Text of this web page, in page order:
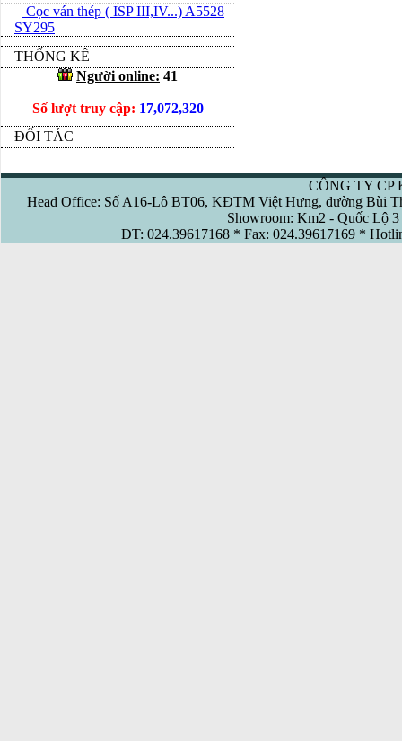
Cọc ván thép ( ISP III,IV...) A5528
SY295
THỐNG KÊ
Người online: 41
Số lượt truy cập: 17,072,320
ĐỐI TÁC
CÔNG TY CP
Head Office: Số A16-Lô BT06, KĐTM Việt Hưng, đường Bùi
Showroom: Km2 - Quốc Lộ
ĐT: 024.39617168 * Fax: 024.39617169 *